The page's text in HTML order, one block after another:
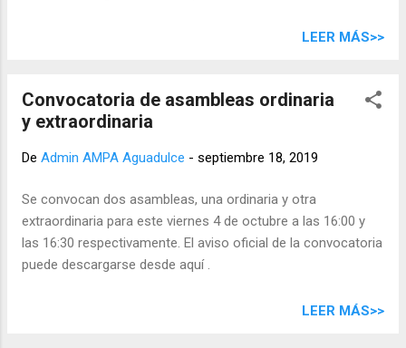
LEER MÁS>>
Convocatoria de asambleas ordinaria
y extraordinaria
De Admin AMPA Aguadulce - septiembre 18, 2019
Se convocan dos asambleas, una ordinaria y otra
extraordinaria para este viernes 4 de octubre a las 16:00 y
las 16:30 respectivamente. El aviso oficial de la convocatoria
puede descargarse desde aquí .
LEER MÁS>>